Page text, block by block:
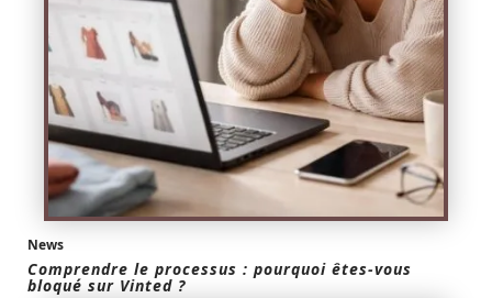
News
Comprendre le processus : pourquoi êtes-vous
bloqué sur Vinted ?